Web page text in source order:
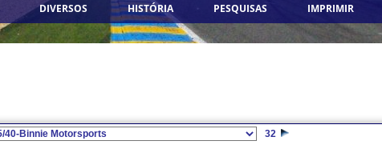
DIVERSOS HISTÓRIA PESQUISAS IMPRIMIR
32